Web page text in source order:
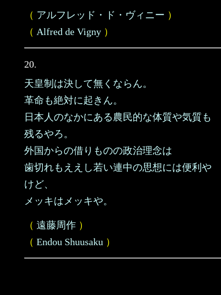
（ アルフレッド・ド・ヴィニー ）
（ Alfred de Vigny ）
20.
天皇制は決して無くならん。
革命も絶対に起きん。
日本人のなかにある農民的な体質や気質も
残るやろ。
外国からの借りものの政治理念は
歯切れもええし若い連中の思想には便利や
けど、
メッキはメッキや。
（ 遠藤周作 ）
（ Endou Shuusaku ）